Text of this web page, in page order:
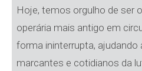
Hoje, temos orgulho de ser
operária mais antigo em
forma ininterrupta,
marcantes e cotidianos da